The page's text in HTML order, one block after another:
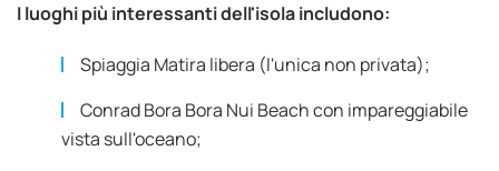
I luoghi più interessanti dell'isola includono:
Spiaggia Matira libera (l'unica non privata);
Conrad Bora Bora Nui Beach con impareggiabile
vista sull'oceano;